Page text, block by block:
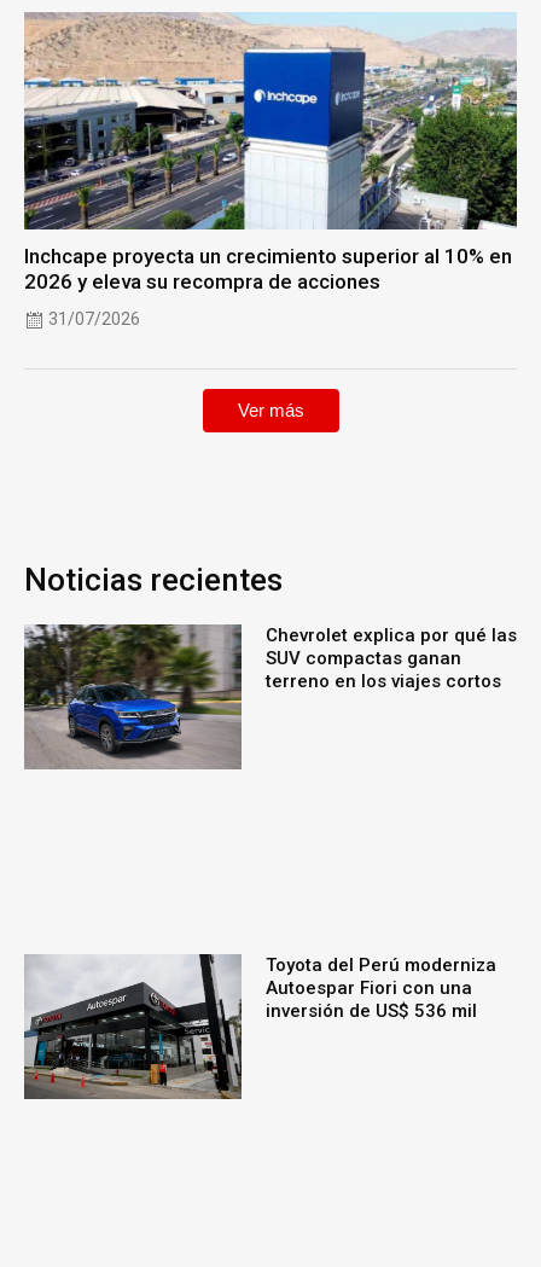
Inchcape proyecta un crecimiento superior al 10% en
2026 y eleva su recompra de acciones
31/07/2026
Ver más
Noticias recientes
Chevrolet explica por qué las
SUV compactas ganan
terreno en los viajes cortos
Toyota del Perú moderniza
Autoespar Fiori con una
inversión de US$ 536 mil